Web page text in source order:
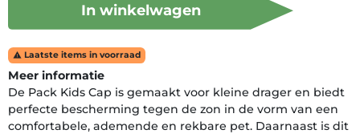
In winkelwagen
 Laatste items in voorraad
Meer informatie
De Pack Kids Cap is gemaakt voor kleine drager en biedt
perfecte bescherming tegen de zon in de vorm van een
comfortabele, ademende en rekbare pet. Daarnaast is dit